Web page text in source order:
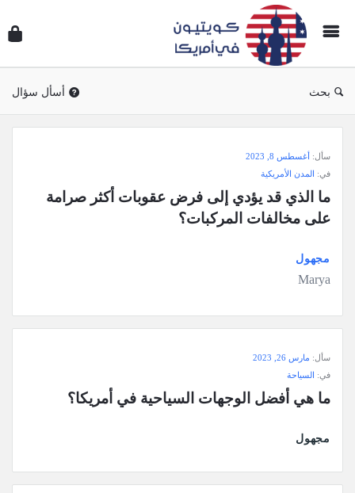
بحث أسأل سؤال
وجواب
الاحدث
أسئلة
سأل: أغسطس 8, 2023
في: المدن الأمريكية
على مخالفات المركبات؟
مجهول
Marya
سأل: مارس 26, 2023
في: السياحة
ما هي أفضل الوجهات السياحية في أمريكا؟
مجهول